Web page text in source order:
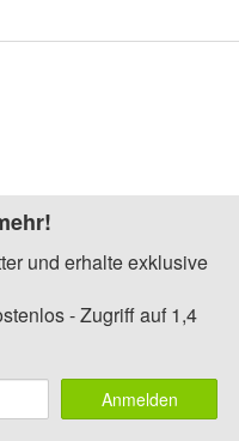
und erhalte exklusive
- Zugriff auf 1,4
Anmelden